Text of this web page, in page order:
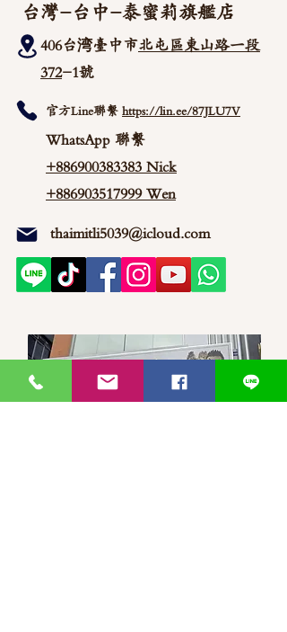
台灣-台中-泰蜜莉旗艦店
406台湾臺中市北屯區東山路一段
372-1號
官方Line聯繫 https://lin.ee/87JLU7V
WhatsApp 聯繫
+886900383383 Nick
+886903517999 Wen
thaimitli5039@icloud.com